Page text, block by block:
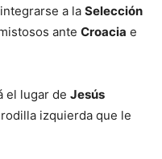
a la Selección
ante Croacia e
el lugar de Jesús
izquierda que le